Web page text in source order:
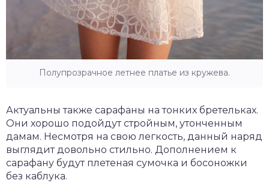
Полупрозрачное летнее платье из кружева.
Актуальны также сарафаны на тонких бретельках.
Они хорошо подойдут стройным, утонченным
дамам. Несмотря на свою легкость, данный наряд
выглядит довольно стильно. Дополнением к
сарафану будут плетеная сумочка и босоножки
без каблука.